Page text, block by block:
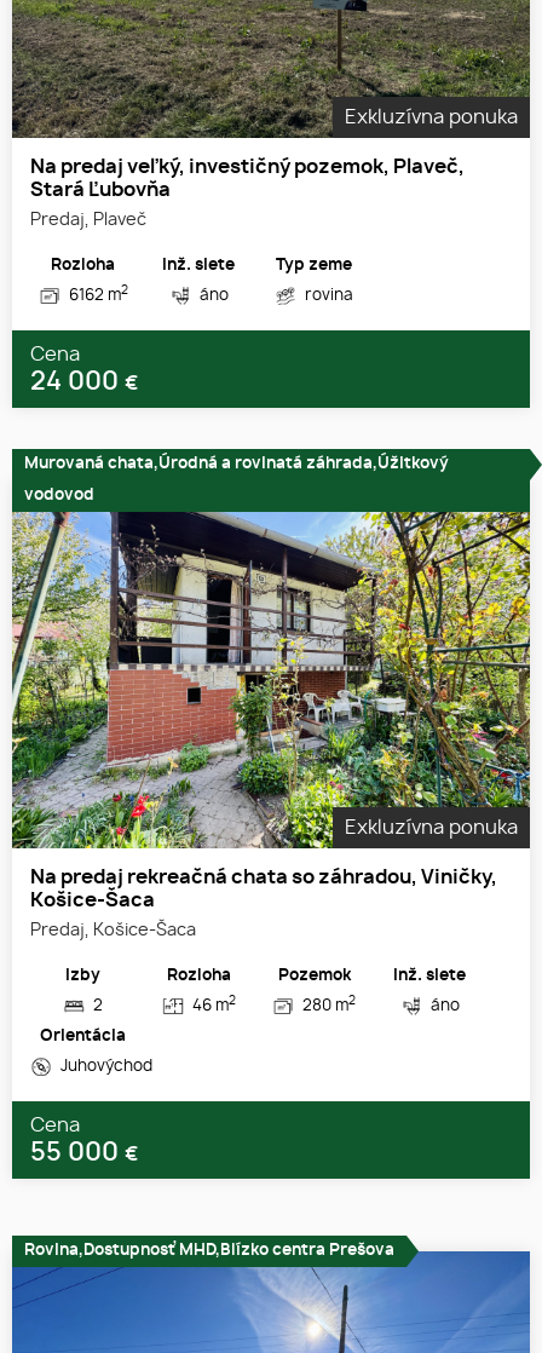
Exkluzívna ponuka
Na predaj veľký, investičný pozemok, Plaveč,
Stará Ľubovňa
Predaj, Plaveč
Rozloha
6162 m2
Inž. siete
áno
Typ zeme
rovina
Cena
24 000 €
Exkluzívna ponuka
Na predaj rekreačná chata so záhradou, Viničky,
Košice-Šaca
Predaj, Košice-Šaca
Izby
2
Rozloha
46 m2
Pozemok
280 m2
Inž. siete
áno
Orientácia
Juhovýchod
Cena
55 000 €
Murovaná chata,Úrodná a rovinatá záhrada,Úžitkový
vodovod
Rovina,Dostupnosť MHD,Blízko centra Prešova